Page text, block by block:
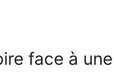
face à une